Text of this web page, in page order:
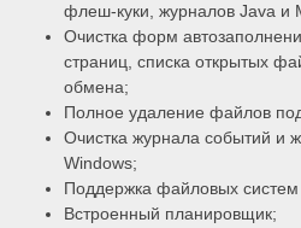
флеш-куки, журналов Java и
Очистка форм
страниц, списка открытых
обмена;
Полное удаление файлов
Очистка журнала событий и
Windows;
Поддержка файловых систем
Встроенный планировщик;